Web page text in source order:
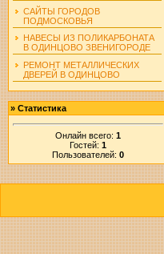
САЙТЫ ГОРОДОВ
ПОДМОСКОВЬЯ
НАВЕСЫ ИЗ ПОЛИКАРБОНАТА
В ОДИНЦОВО ЗВЕНИГОРОДЕ
РЕМОНТ МЕТАЛЛИЧЕСКИХ
ДВЕРЕЙ В ОДИНЦОВО
» Статистика
Онлайн всего: 1
Гостей: 1
Пользователей: 0